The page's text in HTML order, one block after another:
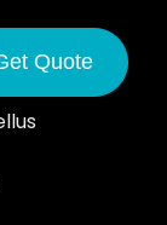
Quote